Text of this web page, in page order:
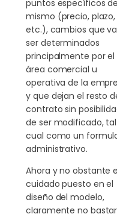
puntos específicos
mismo (precio, plazo,
etc.), cambios que
ser determinados
principalmente por el
área comercial u
operativa de la
y que dejan el resto
contrato sin
de ser modificado, tal
cual como un
administrativo.
Ahora y no obstante
cuidado puesto en el
diseño del modelo,
claramente no